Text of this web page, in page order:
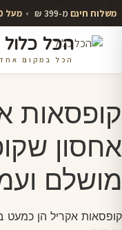
משלוח חינם מ-399 ₪ • מעל 6,000 פריטים
הכל כלול
הכל במקום אחד
קופסאות
אחסון
מושלם
קופסאות אקריל הן כמעט